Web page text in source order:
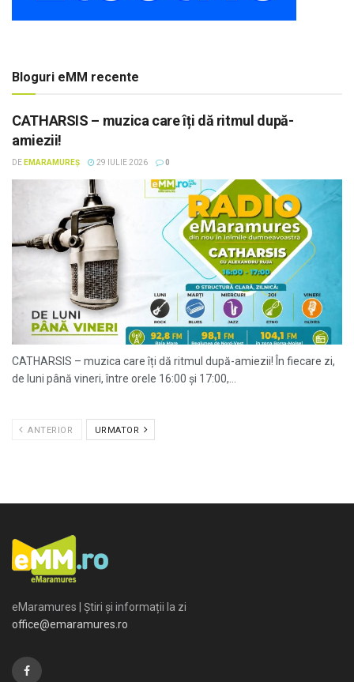
Bloguri eMM recente
CATHARSIS – muzica care îți dă ritmul după-
amiezii!
DE EMARAMUREȘ 29 IULIE 2026 0
CATHARSIS – muzica care îți dă ritmul după-amiezii! În fiecare zi,
de luni până vineri, între orele 16:00 și 17:00,...
ANTERIOR URMATOR
eMaramures | Știri și informații la zi
office@emaramures.ro